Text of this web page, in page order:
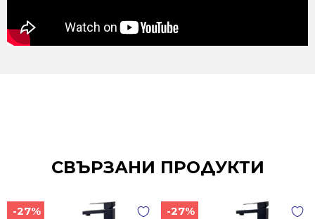
СВЪРЗАНИ ПРОДУКТИ
-27% -27%